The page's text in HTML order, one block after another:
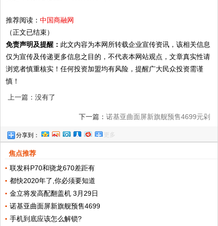
推荐阅读：中国商融网
（正文已结束）
免责声明及提醒： 此文内容为本网所转载企业宣传资讯，该相关信息
仅为宣传及传递更多信息之目的，不代表本网站观点，文章真实性请
浏览者慎重核实！任何投资加盟均有风险，提醒广大民众投资需谨
慎！
上一篇：没有了
下一篇： 诺基亚曲面屏新旗舰预售4699元剁
分享到： 更多
焦点推荐
联发科P70和骁龙670差距有
都快2020年了,你必须要知道
金立将发高配翻盖机 3月29日
诺基亚曲面屏新旗舰预售4699
手机到底应该怎么解锁?